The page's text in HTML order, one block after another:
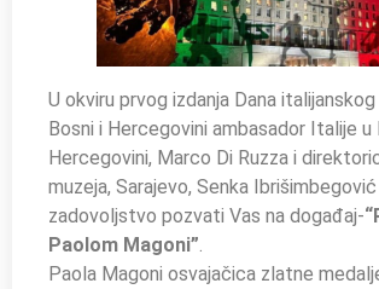
U okviru prvog izdanja Dana
Bosni i Hercegovini ambasador Italije u
Hercegovini, Marco Di Ruzza i
muzeja, Sarajevo, Senka Ibrišimbegović
zadovoljstvo pozvati Vas na događaj-
Paolom Magoni”.
Paola Magoni osvajačica zlatne